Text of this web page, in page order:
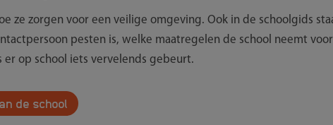
ze zorgen voor een veilige omgeving. Ook in de schoolgids
pesten is, welke maatregelen de school neemt voor
op school iets vervelends gebeurt.
de school